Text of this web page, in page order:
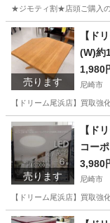
★ジモティ割★店頭ご購入
兵庫 尼崎市 イン
売ります
【ド
(W)約
品です
1,980
尼崎市
【ドリーム尾浜店】買取
兵庫 尼崎市 テー
売ります
【ド
コー
さ
3,980
尼崎市
【ドリーム尾浜店】買取
兵庫 尼崎市 照明